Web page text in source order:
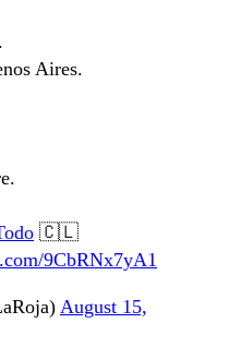
Aires.
🇨🇱
9CbRNx7yA1
August 15,